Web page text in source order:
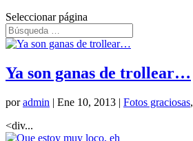
Seleccionar página
Ya son ganas de trollear…
poradmin | Ene 10, 2013 | Fotos graciosas,
<div...